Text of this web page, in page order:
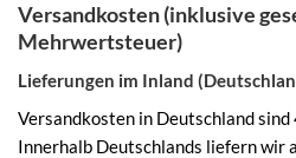
Versandkosten (inklusive
Mehrwertsteuer)
Lieferungen im Inland
Versandkosten in Deutschland
Innerhalb Deutschlands liefern wir